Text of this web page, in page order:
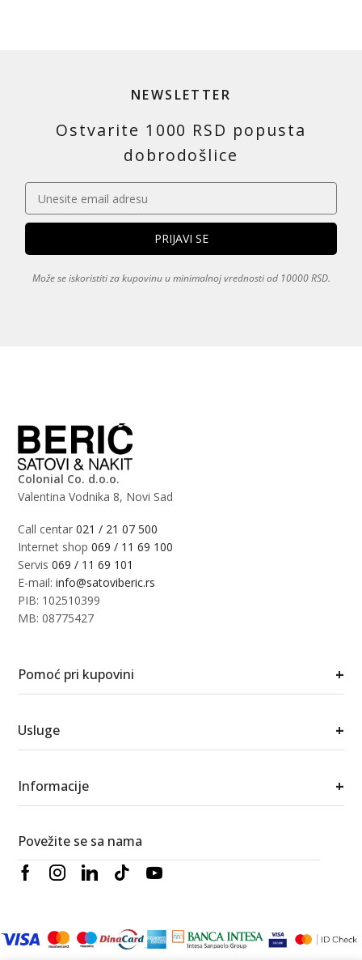
NEWSLETTER
Ostvarite 1000 RSD popusta
dobrodošlice
Može se iskoristiti za kupovinu u minimalnoj vrednosti od 10000 RSD.
Colonial Co. d.o.o.
Valentina Vodnika 8, Novi Sad
Call centar021 / 21 07 500
Internet shop069 / 11 69 100
Servis069 / 11 69 101
E-mail:info@satoviberic.rs
PIB: 102510399
MB: 08775427
Pomoć pri kupovini +
Usluge +
Informacije +
Povežite se sa nama